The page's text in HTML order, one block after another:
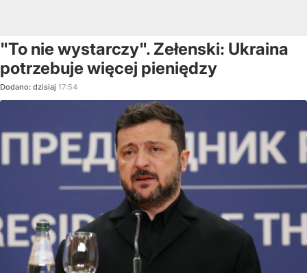
"To nie wystarczy". Zełenski: Ukraina
potrzebuje więcej pieniędzy
Dodano: dzisiaj 17:54